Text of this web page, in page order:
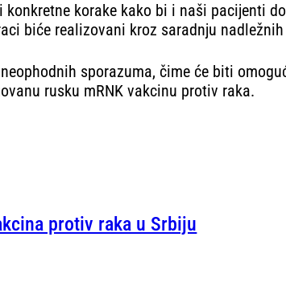
korake kako bi i naši pacijenti
biće realizovani kroz saradnju
sporazuma, čime će biti
rusku mRNK vakcinu protiv raka.
protiv raka u Srbiju